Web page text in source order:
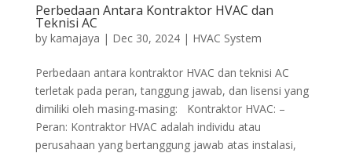
Perbedaan Antara Kontraktor HVAC dan
Teknisi AC
by kamajaya | Dec 30, 2024| HVAC System
Perbedaan antara kontraktor HVAC dan teknisi AC
terletak pada peran, tanggung jawab, dan lisensi yang
dimiliki oleh masing-masing: Kontraktor HVAC: –
Peran: Kontraktor HVAC adalah individu atau
perusahaan yang bertanggung jawab atas instalasi,